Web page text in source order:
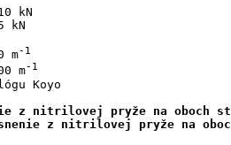
kN
kN
m
m
Koyo
z nitrilovej pryže na oboch
z nitrilovej pryže na